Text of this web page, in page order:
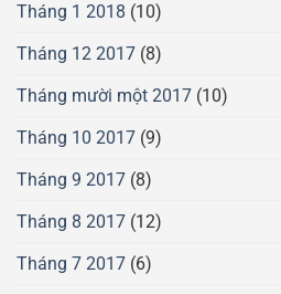
Tháng 1 2018 (10)
Tháng 12 2017 (8)
Tháng mười một 2017 (10)
Tháng 10 2017 (9)
Tháng 9 2017 (8)
Tháng 8 2017 (12)
Tháng 7 2017 (6)